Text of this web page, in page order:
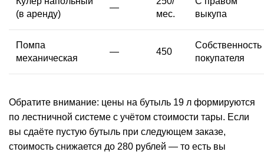
(в аренду)
—
мес.
выкупа
Помпа
механическая
— 450
Собственность
покупателя
Обратите внимание: цены на бутыль 19 л формируются
по лестничной системе с учётом стоимости тары. Если
вы сдаёте пустую бутыль при следующем заказе,
стоимость снижается до 280 рублей — то есть вы